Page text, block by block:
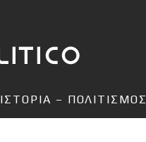
ΙΣΤΟΡΙΑ – ΠΟΛΙΤΙΣΜΟΣ